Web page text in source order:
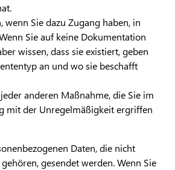
wenn Sie dazu Zugang haben, in
Sie auf keine Dokumentation
wissen, dass sie existiert, geben
an und wo sie beschafft
anderen Maßnahme, die Sie im
mit der Unregelmäßigkeit ergriffen
Daten, die nicht
gesendet werden. Wenn Sie